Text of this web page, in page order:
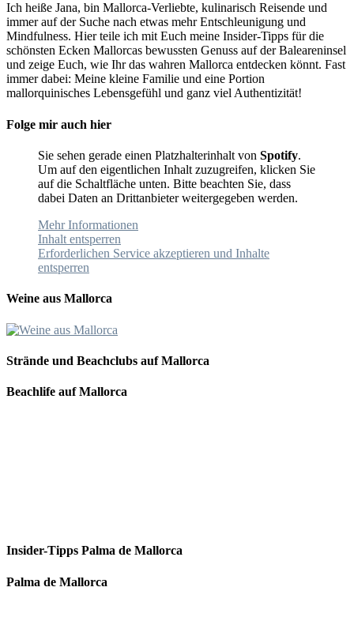
Ich heiße Jana, bin Mallorca-Verliebte, kulinarisch Reisende und
immer auf der Suche nach etwas mehr Entschleunigung und
Mindfulness. Hier teile ich mit Euch meine Insider-Tipps für die
schönsten Ecken Mallorcas bewussten Genuss auf der Baleareninsel
und zeige Euch, wie Ihr das wahren Mallorca entdecken könnt. Fast
immer dabei: Meine kleine Familie und eine Portion
mallorquinisches Lebensgefühl und ganz viel Authentizität!
Folge mir auch hier
Sie sehen gerade einen Platzhalterinhalt von Spotify.
Um auf den eigentlichen Inhalt zuzugreifen, klicken Sie
auf die Schaltfläche unten. Bitte beachten Sie, dass
dabei Daten an Drittanbieter weitergegeben werden.
Mehr Informationen
Inhalt entsperren
Erforderlichen Service akzeptieren und Inhalte
entsperren
Weine aus Mallorca
Strände und Beachclubs auf Mallorca
Beachlife auf Mallorca
Insider-Tipps Palma de Mallorca
Palma de Mallorca